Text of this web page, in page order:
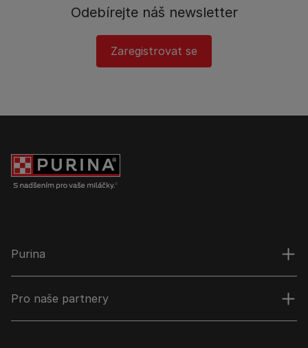
Odebírejte náš newsletter
Zaregistrovat se
Purina
Pro naše partnery